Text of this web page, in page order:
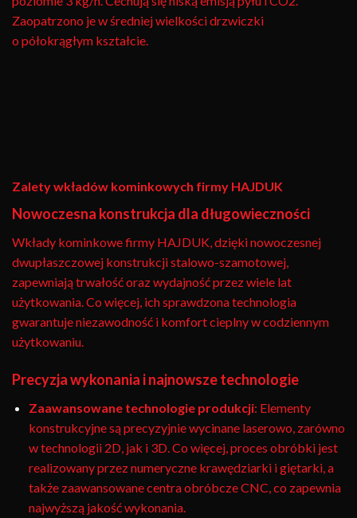
Zaopatrzono je w średniej wielkości drzwiczki
o półokrągłym kształcie.
Zalety wkładów kominkowych firmy HAJDUK
Nowoczesna konstrukcja dla długowieczności
Wkłady kominkowe firmy HAJDUK, dzięki nowoczesnej
dwupłaszczowej konstrukcji stalowo-szamotowej,
zapewniają trwałość oraz wydajność przez wiele lat
użytkowania. Co więcej, ich sprawdzona technologia
gwarantuje niezawodność i komfort cieplny w codziennym
użytkowaniu.
Precyzja wykonania i najnowsze technologie
Zaawansowane technologie produkcji: Elementy
konstrukcyjne są precyzyjnie wycinane laserowo, zarówno
w technologii 2D, jak i 3D. Co więcej, proces obróbki jest
realizowany przez numeryczne krawędziarki i giętarki, a
także zaawansowane centra obróbcze CNC, co zapewnia
najwyższą jakość wykonania.